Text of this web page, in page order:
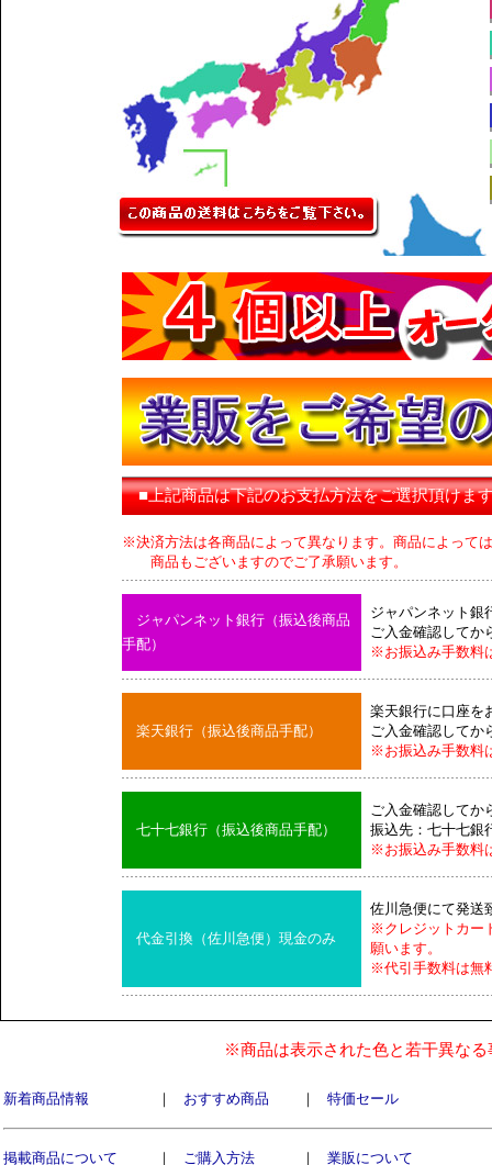
■上記商品は下記のお支払方法をご選択頂けま
※決済方法は各商品によって異なります。商品によって
商品もございますのでご了承願います。
ジャパンネット銀行（振込後商品
手配）
ジャパンネット銀
ご入金確認してか
※お振込み手数料
楽天銀行（振込後商品手配）
楽天銀行に口座を
ご入金確認してか
※お振込み手数料
七十七銀行（振込後商品手配）
ご入金確認してか
振込先：七十七銀
※お振込み手数料
代金引換（佐川急便）現金のみ
佐川急便にて発送
※クレジットカー
願います。
※代引手数料は無
※商品は表示された色と若干異な
新着商品情報 ｜ おすすめ商品 ｜ 特価セール
掲載商品について ｜ ご購入方法 ｜ 業販について